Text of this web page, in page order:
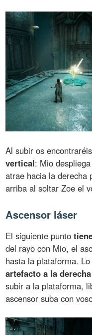
Al subir os
vertical: Mio
atrae hacia la derecha
arriba al soltar Zoe el
Ascensor láser
El siguiente punto
del rayo con Mio, el
hasta la plataforma.
artefacto a la
subir a la plataforma,
ascensor suba con